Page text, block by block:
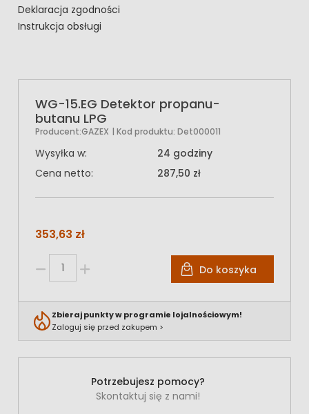
Deklaracja zgodności
Instrukcja obsługi
WG-15.EG Detektor propanu-
butanu LPG
Producent:GAZEX | Kod produktu: Det000011
Wysyłka w:
24 godziny
Cena netto:
287,50 zł
353,63 zł
Do koszyka
Zbieraj punkty w programie lojalnościowym!
Zaloguj się przed zakupem >
Potrzebujesz pomocy?
Skontaktuj się z nami!